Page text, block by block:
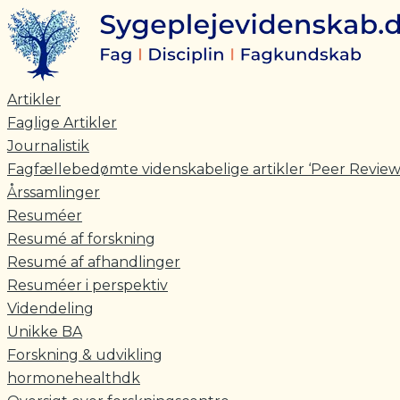
Gå
til
indholdet
Artikler
Faglige Artikler
Journalistik
Fagfællebedømte videnskabelige artikler ‘Peer
Årssamlinger
Resuméer
Resumé af forskning
Resumé af afhandlinger
Resuméer i perspektiv
Videndeling
Unikke BA
Forskning & udvikling
hormonehealthdk
Skriv
her..
Navn*
mail*